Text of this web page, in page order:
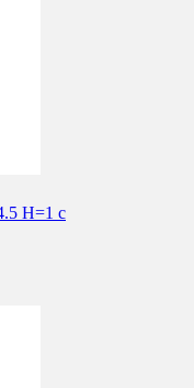
H=1 с